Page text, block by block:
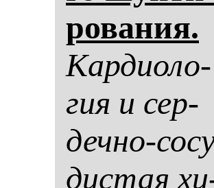
ро­ва­ния.
Кар­ди­оло­
гия и сер­
деч­но-
дис­тая